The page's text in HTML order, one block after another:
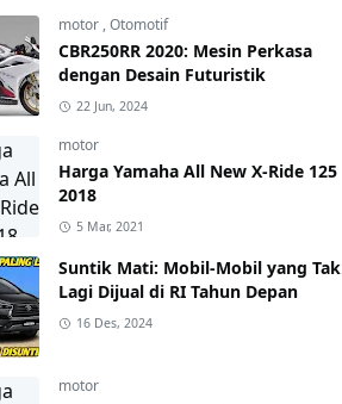
motor ,Otomotif
CBR250RR 2020: Mesin Perkasa
dengan Desain Futuristik
22 Jun, 2024
motor
Harga Yamaha All New X-Ride 125
2018
5 Mar, 2021
Suntik Mati: Mobil-Mobil yang Tak
Lagi Dijual di RI Tahun Depan
16 Des, 2024
motor